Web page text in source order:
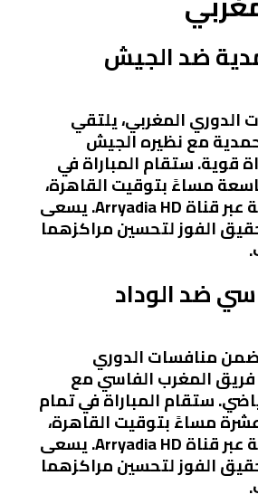
ضد الجيش
الدوري المغربي، يلتقي
مع نظيره الجيش
قوية. ستقام المباراة في
مساءً بتوقيت القاهرة،
وستكون منقولة عبر قناة Arryadia HD. يسعى
الفوز لتحسين مراكزهما
ضد الوداد
ضمن منافسات الدوري
فريق المغرب الفاسي مع
ستقام المباراة في تمام
مساءً بتوقيت القاهرة،
وستكون منقولة عبر قناة Arryadia HD. يسعى
الفوز لتحسين مراكزهما